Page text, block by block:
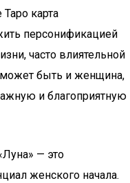
карта
персонификацией
часто влиятельной
может быть и женщина,
и благоприятную
— это
женского начала.